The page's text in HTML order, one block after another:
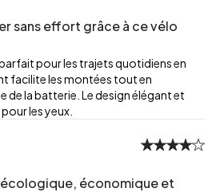
sans effort grâce à ce vélo
pour les trajets quotidiens en
facilite les montées tout en
de la batterie. Le design élégant et
les yeux.
économique et